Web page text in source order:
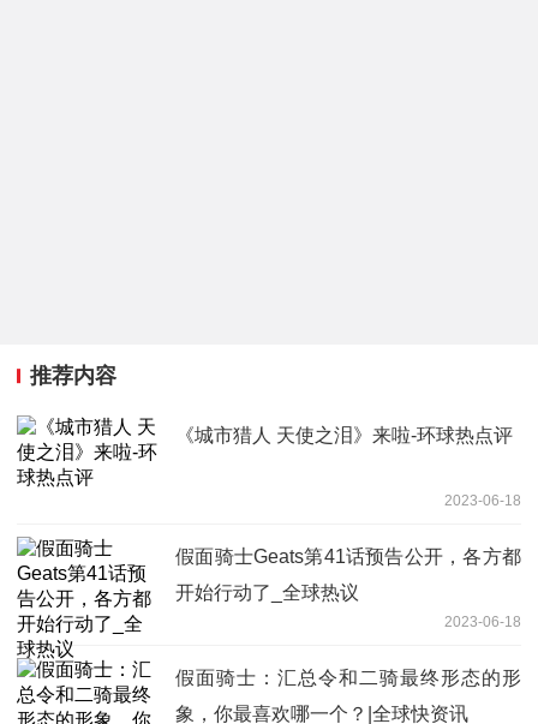
推荐内容
《城市猎人 天使之泪》来啦-环球热点评
2023-06-18
假面骑士Geats第41话预告公开，各方都
开始行动了_全球热议
2023-06-18
假面骑士：汇总令和二骑最终形态的形
象，你最喜欢哪一个？|全球快资讯